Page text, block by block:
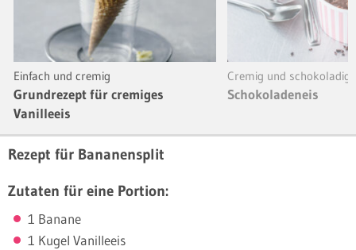
Einfach und cremig
Grundrezept für cremiges
Vanilleeis
Cremig und schokoladig
Schokoladeneis
Rezept für Bananensplit
Zutaten für eine Portion:
1 Banane
1 Kugel Vanilleeis